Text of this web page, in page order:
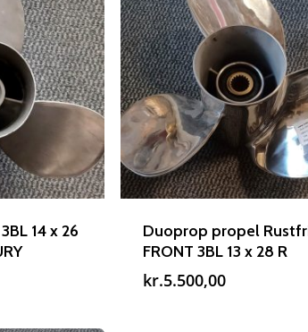
14 x 26
Duoprop propel
FRONT 3BL 13 x 28 R
kr.5.500,00